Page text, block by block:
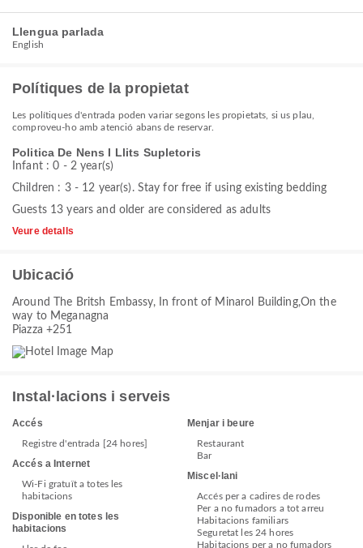
Llengua parlada
English
Polítiques de la propietat
Les polítiques d'entrada poden variar segons les propietats, si us plau,
comproveu-ho amb atenció abans de reservar.
Politica De Nens I Llits Supletoris
Infant : 0 - 2 year(s)
Children : 3 - 12 year(s). Stay for free if using existing bedding
Guests 13 years and older are considered as adults
Veure detalls
Ubicació
Around The Britsh Embassy, In front of Minarol Building,On the
way to Meganagna
Piazza +251
Instal·lacions i serveis
Accés
Registre d'entrada [24 hores]
Accés a Internet
Wi-Fi gratuït a totes les
habitacions
Disponible en totes les
habitacions
Menjar i beure
Restaurant
Bar
Miscel·lani
Accés per a cadires de rodes
Per a no fumadors a tot arreu
Habitacions familiars
Seguretat les 24 hores
Habitacions per a no fumadors